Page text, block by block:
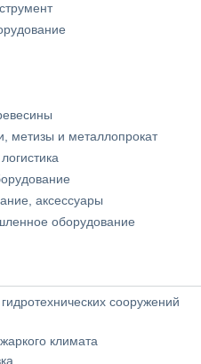
метизы и металлопрокат
аксессуары
оборудование
сооружений
климата